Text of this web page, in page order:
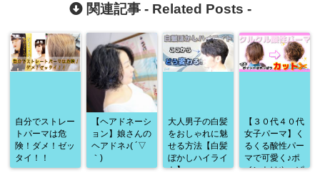
関連記事 - Related Posts -
自分でストレー
トパーマは危
険！ダメ！ゼッ
タイ！！
【ヘアドネーシ
ョン】娘さんの
ヘアドネ♪( ´▽
｀)
大人男子の白髪
をおしゃれに魅
せる方法【白髪
ぼかしハイライ
ト】
【３０代４０代
女子パーマ】く
るくる酸性パー
マで可愛く♪ポ
イントはやっぱ